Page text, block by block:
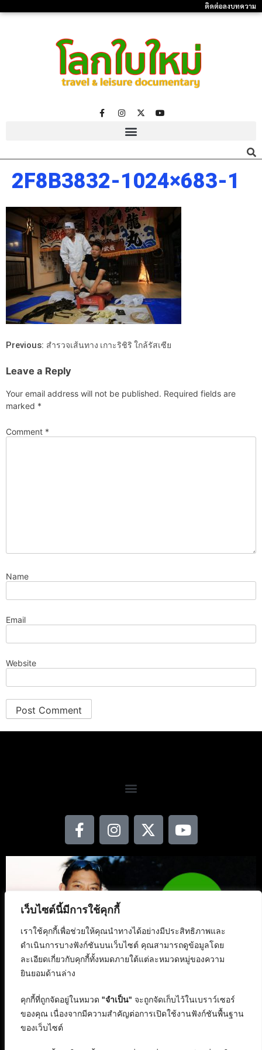
เว็บไซต์นี้มีการใช้คุกกี้
เราใช้คุกกี้เพื่อช่วยให้คุณนำทางได้อย่างมีประสิทธิภาพและ
ดำเนินการบางฟังก์ชันบนเว็บไซต์ คุณสามารถดูข้อมูลโดย
ละเอียดเกี่ยวกับคุกกี้ทั้งหมดภายใต้แต่ละหมวดหมู่ของความ
ยินยอมด้านล่าง
คุกกี้ที่ถูกจัดอยู่ในหมวด "จำเป็น" จะถูกจัดเก็บไว้ในเบราว์เซอร์
ของคุณ เนื่องจากมีความสำคัญต่อการเปิดใช้งานฟังก์ชันพื้นฐาน
ของเว็บไซต์
ติดต่อลงบทความ
2F8B3832-1024×683-1
Previous: สำรวจเส้นทาง เกาะริชิริ ใกล้รัสเซีย
Leave a Reply
Your email address will not be published. Required fields are
marked *
Comment *
Name
Email
Website